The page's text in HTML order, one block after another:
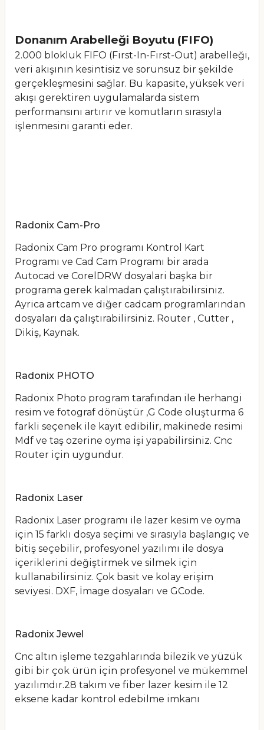
Donanım Arabelleği Boyutu (FIFO)
2.000 blokluk FIFO (First-In-First-Out) arabelleği,
veri akışının kesintisiz ve sorunsuz bir şekilde
gerçekleşmesini sağlar. Bu kapasite, yüksek veri
akışı gerektiren uygulamalarda sistem
performansını artırır ve komutların sırasıyla
işlenmesini garanti eder.
Radonix Cam-Pro
Radonix Cam Pro programı Kontrol Kart
Programı ve Cad Cam Programı bir arada
Autocad ve CorelDRW dosyalari başka bir
programa gerek kalmadan çalıştırabilirsiniz.
Ayrica artcam ve diğer cadcam programlarından
dosyaları da çalıştırabilirsiniz. Router , Cutter ,
Dikiş, Kaynak.
Radonix PHOTO
Radonix Photo program tarafından ile herhangi
resim ve fotograf dönüştür ,G Code oluşturma 6
farkli seçenek ile kayıt edibilir, makinede resimi
Mdf ve taş ozerine oyma işi yapabilirsiniz. Cnc
Router için uygundur.
Radonix Laser
Radonix Laser programı ile lazer kesim ve oyma
için 15 farklı dosya seçimi ve sırasıyla başlangıç ve
bitiş seçebilir, profesyonel yazılımı ile dosya
içeriklerini değiştirmek ve silmek için
kullanabilirsiniz. Çok basit ve kolay erişim
seviyesi. DXF, İmage dosyaları ve GCode.
Radonix Jewel
Cnc altın işleme tezgahlarında bilezik ve yüzük
gibi bir çok ürün için profesyonel ve mükemmel
yazılımdır.28 takım ve fiber lazer kesim ile 12
eksene kadar kontrol edebilme imkanı